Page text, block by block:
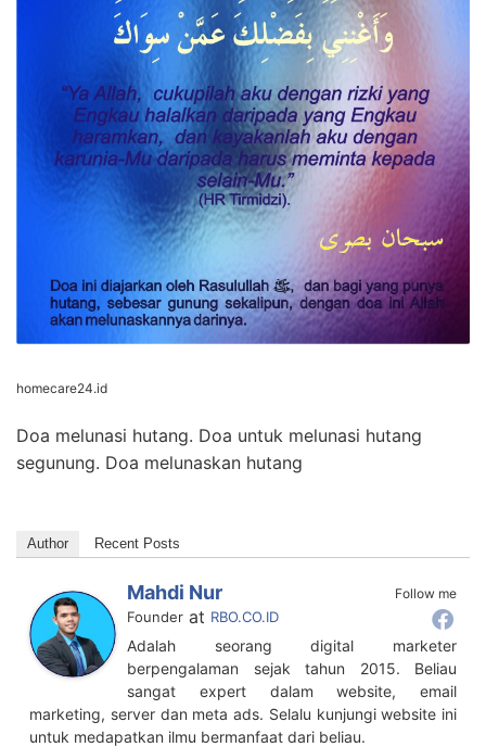
homecare24.id
Doa melunasi hutang. Doa untuk melunasi hutang
segunung. Doa melunaskan hutang
Author Recent Posts
Follow me
Mahdi Nur
Founder at RBO.CO.ID
Adalah seorang digital marketer
berpengalaman sejak tahun 2015. Beliau
sangat expert dalam website, email
marketing, server dan meta ads. Selalu kunjungi website ini
untuk medapatkan ilmu bermanfaat dari beliau.